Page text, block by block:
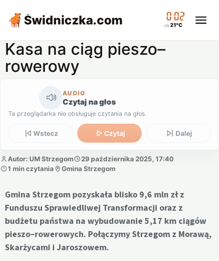
Świdniczka.com 00:02
21°C
Kasa na ciąg pieszo–
rowerowy
AUDIO
Czytaj na głos
Ta przeglądarka nie obsługuje czytania na głos.
Wstecz Czytaj Dalej
Autor: UM Strzegom
29 października 2025, 17:40
1 min czytania
Gmina Strzegom
Gmina Strzegom pozyskała blisko 9,6 mln zł z
Funduszu Sprawiedliwej Transformacji oraz z
budżetu państwa na wybudowanie 5,17 km ciągów
pieszo–rowerowych. Połączymy Strzegom z Morawą,
Skarżycami i Jaroszowem.